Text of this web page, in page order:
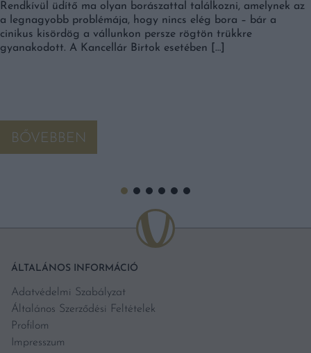
Rendkívül üdítő ma olyan borászattal találkozni, amelynek az
a legnagyobb problémája, hogy nincs elég bora – bár a
cinikus kisördög a vállunkon persze rögtön trükkre
gyanakodott. A Kancellár Birtok esetében […]
BŐVEBBEN
ÁLTALÁNOS INFORMÁCIÓ
Adatvédelmi Szabályzat
Általános Szerződési Feltételek
Profilom
Impresszum